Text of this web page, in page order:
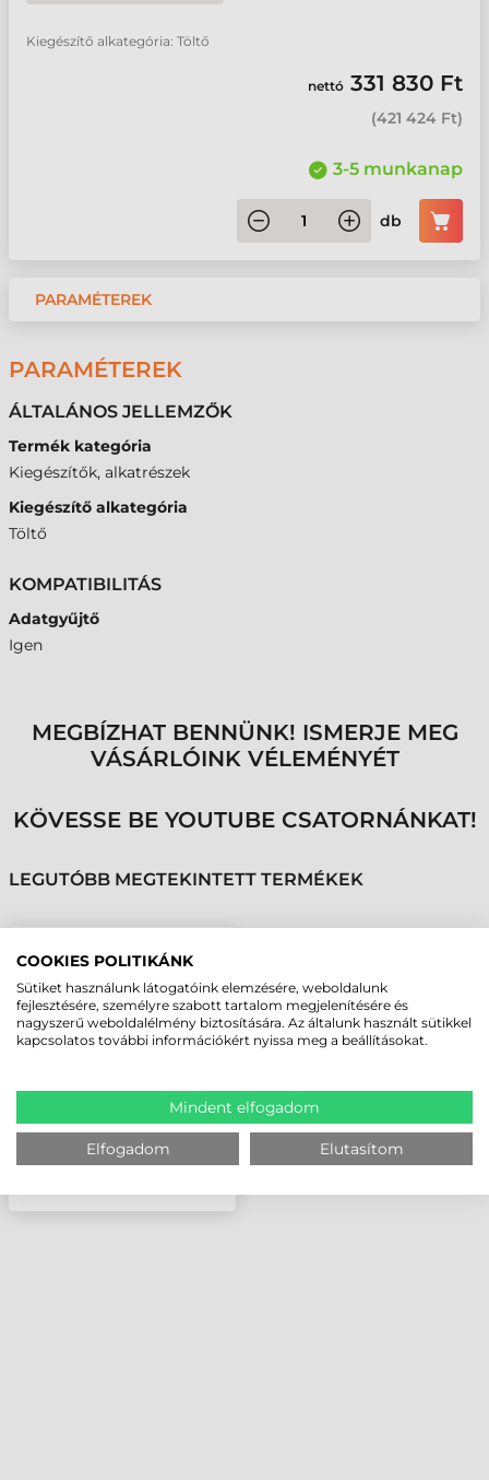
Kiegészítő alkategória: Töltő
nettó 331 830 Ft
(421 424 Ft)
3-5 munkanap
db
PARAMÉTEREK
PARAMÉTEREK
ÁLTALÁNOS JELLEMZŐK
Termék kategória
Kiegészítők, alkatrészek
Kiegészítő alkategória
Töltő
KOMPATIBILITÁS
Adatgyűjtő
Igen
MEGBÍZHAT BENNÜNK! ISMERJE MEG
VÁSÁRLÓINK VÉLEMÉNYÉT
KÖVESSE BE YOUTUBE CSATORNÁNKAT!
LEGUTÓBB MEGTEKINTETT TERMÉKEK
ZEBRA TÖLTŐ, 5
ADATGYŰJTŐ RÉSZÉRE,
TC53, TC53E, TC58,
TC58E, TÁPEGYSÉGGEL,
DC KÁBELLEL
COOKIES POLITIKÁNK
Sütiket használunk látogatóink elemzésére, weboldalunk
fejlesztésére, személyre szabott tartalom megjelenítésére és
nagyszerű weboldalélmény biztosítására. Az általunk használt sütikkel
kapcsolatos további információkért nyissa meg a beállításokat.
Mindent elfogadom
Elfogadom Elutasítom